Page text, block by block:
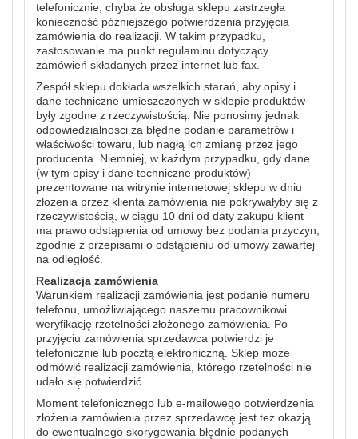
telefonicznie, chyba że obsługa sklepu zastrzegła
konieczność późniejszego potwierdzenia przyjęcia
zamówienia do realizacji. W takim przypadku,
zastosowanie ma punkt regulaminu dotyczący
zamówień składanych przez internet lub fax.
Zespół sklepu dokłada wszelkich starań, aby opisy i
dane techniczne umieszczonych w sklepie produktów
były zgodne z rzeczywistością. Nie ponosimy jednak
odpowiedzialności za błędne podanie parametrów i
właściwości towaru, lub nagłą ich zmianę przez jego
producenta. Niemniej, w każdym przypadku, gdy dane
(w tym opisy i dane techniczne produktów)
prezentowane na witrynie internetowej sklepu w dniu
złożenia przez klienta zamówienia nie pokrywałyby się z
rzeczywistością, w ciągu 10 dni od daty zakupu klient
ma prawo odstąpienia od umowy bez podania przyczyn,
zgodnie z przepisami o odstąpieniu od umowy zawartej
na odległość.
Realizacja zamówienia
Warunkiem realizacji zamówienia jest podanie numeru
telefonu, umożliwiającego naszemu pracownikowi
weryfikację rzetelności złożonego zamówienia. Po
przyjęciu zamówienia sprzedawca potwierdzi je
telefonicznie lub pocztą elektroniczną. Sklep może
odmówić realizacji zamówienia, którego rzetelności nie
udało się potwierdzić.
Moment telefonicznego lub e-mailowego potwierdzenia
złożenia zamówienia przez sprzedawcę jest też okazją
do ewentualnego skorygowania błędnie podanych